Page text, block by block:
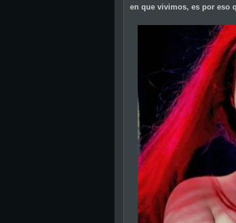
en que vivimos, es por eso